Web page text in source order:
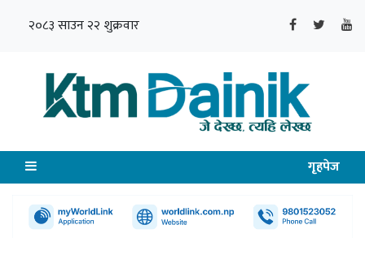
२०८३ साउन २२ शुक्रवार
गृहपेज